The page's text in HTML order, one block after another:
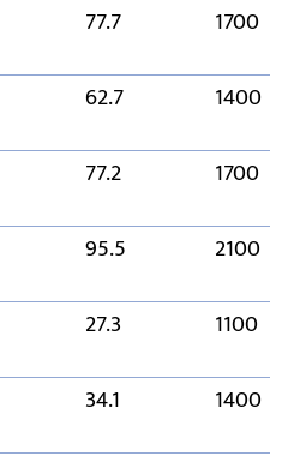
77.7 1700
62.7 1400
77.2 1700
95.5 2100
27.3 1100
34.1 1400